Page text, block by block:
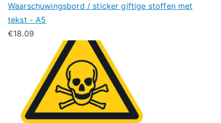
Waarschuwingsbord / sticker giftige stoffen met
tekst - A5
€18.09